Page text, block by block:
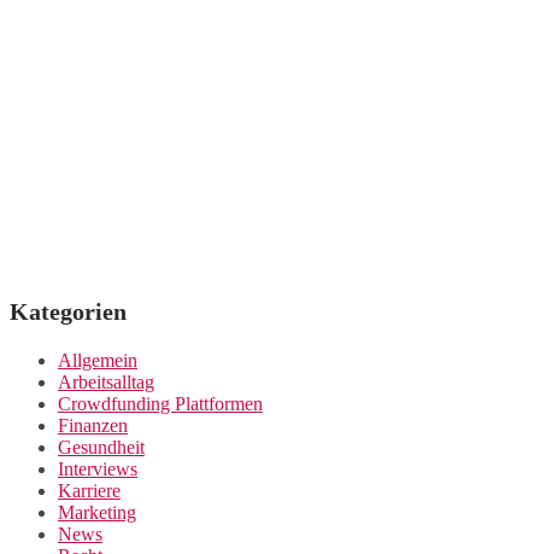
Kategorien
Allgemein
Arbeitsalltag
Crowdfunding Plattformen
Finanzen
Gesundheit
Interviews
Karriere
Marketing
News